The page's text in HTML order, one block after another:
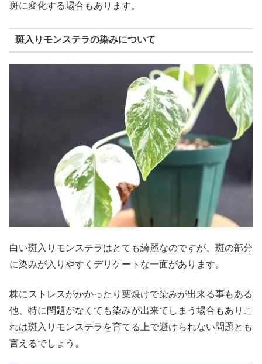
斑に変化する場合もあります。
斑入りモンステラの染みについて
白い斑入りモンステラはとても綺麗なのですが、斑の部分
に染みが入りやすくデリケートな一面があります。
株にストレスがかかったり葉焼けで染みが出来る事もある
他、特に問題がなくても染みが出来てしまう場合もありこ
れは斑入りモンステラを育てる上で避けられない問題とも
言えるでしょう。